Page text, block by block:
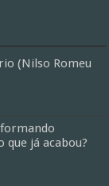
(Nilso Romeu
já acabou?